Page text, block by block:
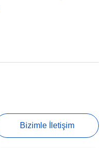
Bizimle İletişim